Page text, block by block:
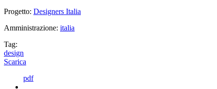
Progetto: Designers Italia
Amministrazione: italia
Tag:
design
Scarica
pdf